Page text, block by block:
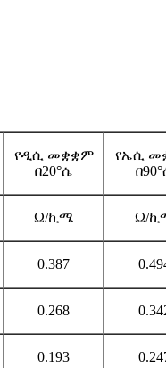
የዲሲ መቋቋም
በ20°ሴ
የኤሲ
Ω/ኪሜ Ω/
0.387
0.268
0.193